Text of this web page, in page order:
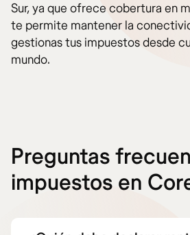
Sur, ya que ofrece cobertura en
te permite mantener la
gestionas tus impuestos desde
mundo.
Preguntas
impuestos en